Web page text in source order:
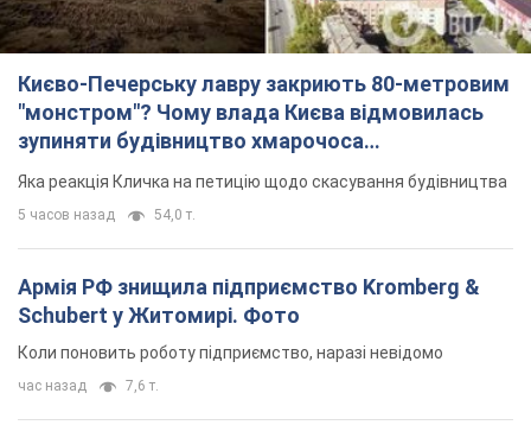
Києво-Печерську лавру закриють 80-метровим
"монстром"? Чому влада Києва відмовилась
зупиняти будівництво хмарочоса
"московського вірянина"
Яка реакція Кличка на петицію щодо скасування будівництва
5 часов назад 54,0 т.
Армія РФ знищила підприємство Kromberg &
Schubert у Житомирі. Фото
Коли поновить роботу підприємство, наразі невідомо
час назад 7,6 т.